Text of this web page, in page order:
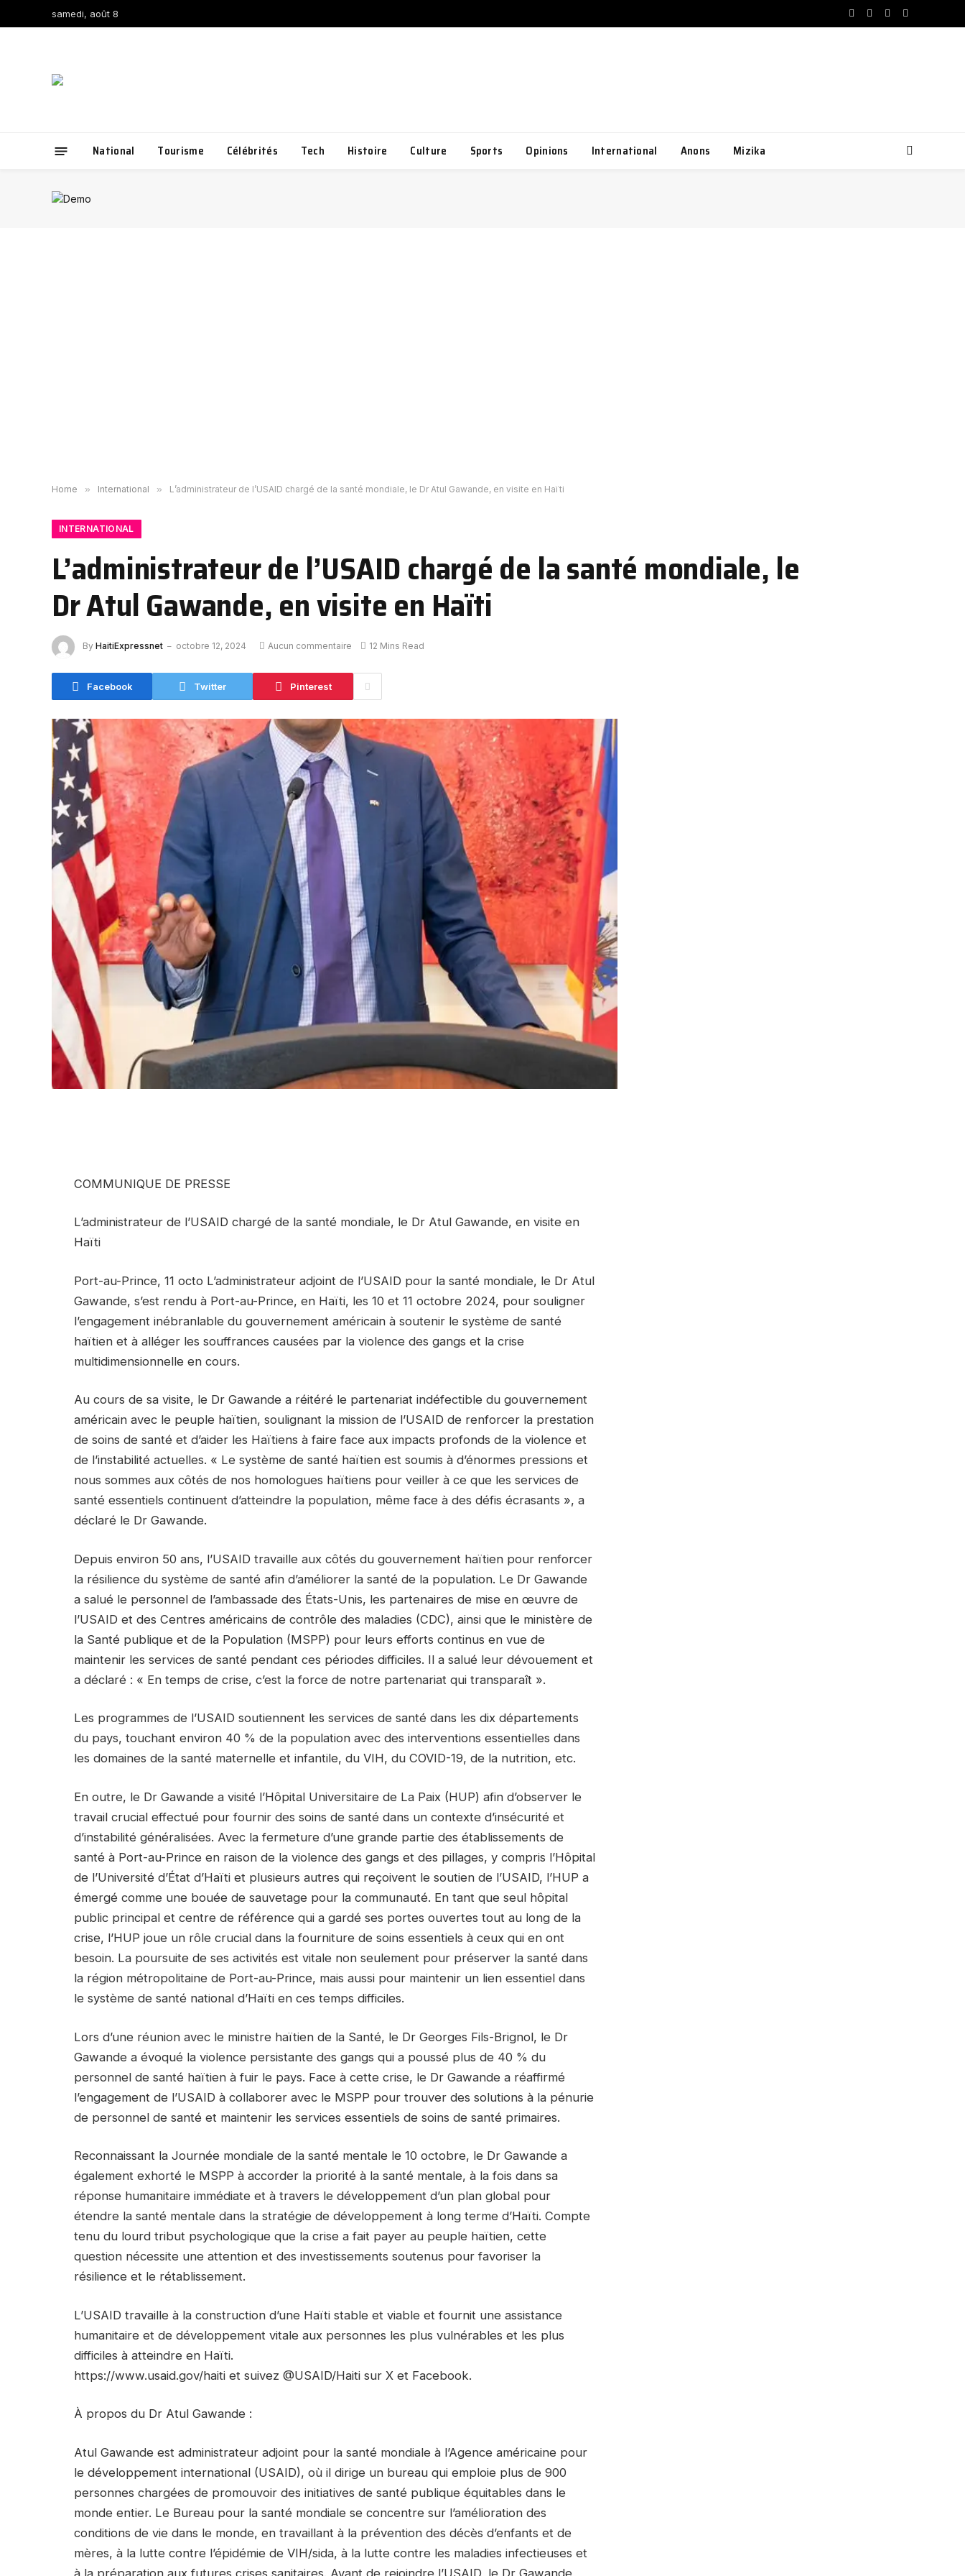
samedi, août 8
Facebook
X
Instagram
Pinterest
National Tourisme Célébrités Tech Histoire Culture Sports Opinions International Anons Mizika
Home » International » L’administrateur de l’USAID chargé de la santé mondiale, le Dr Atul Gawande, en visite en Haïti
INTERNATIONAL
L’administrateur de l’USAID chargé de la santé mondiale, le
Dr Atul Gawande, en visite en Haïti
By HaitiExpressnet octobre 12, 2024 Aucun commentaire 12 Mins Read
Facebook Twitter Pinterest
COMMUNIQUE DE PRESSE
L’administrateur de l’USAID chargé de la santé mondiale, le Dr Atul Gawande, en visite en
Haïti
Port-au-Prince, 11 octo L’administrateur adjoint de l’USAID pour la santé mondiale, le Dr Atul
Gawande, s’est rendu à Port-au-Prince, en Haïti, les 10 et 11 octobre 2024, pour souligner
l’engagement inébranlable du gouvernement américain à soutenir le système de santé
haïtien et à alléger les souffrances causées par la violence des gangs et la crise
multidimensionnelle en cours.
Au cours de sa visite, le Dr Gawande a réitéré le partenariat indéfectible du gouvernement
américain avec le peuple haïtien, soulignant la mission de l’USAID de renforcer la prestation
de soins de santé et d’aider les Haïtiens à faire face aux impacts profonds de la violence et
de l’instabilité actuelles. « Le système de santé haïtien est soumis à d’énormes pressions et
nous sommes aux côtés de nos homologues haïtiens pour veiller à ce que les services de
santé essentiels continuent d’atteindre la population, même face à des défis écrasants », a
déclaré le Dr Gawande.
Depuis environ 50 ans, l’USAID travaille aux côtés du gouvernement haïtien pour renforcer
la résilience du système de santé afin d’améliorer la santé de la population. Le Dr Gawande
a salué le personnel de l’ambassade des États-Unis, les partenaires de mise en œuvre de
l’USAID et des Centres américains de contrôle des maladies (CDC), ainsi que le ministère de
la Santé publique et de la Population (MSPP) pour leurs efforts continus en vue de
maintenir les services de santé pendant ces périodes difficiles. Il a salué leur dévouement et
a déclaré : « En temps de crise, c’est la force de notre partenariat qui transparaît ».
Les programmes de l’USAID soutiennent les services de santé dans les dix départements
du pays, touchant environ 40 % de la population avec des interventions essentielles dans
les domaines de la santé maternelle et infantile, du VIH, du COVID-19, de la nutrition, etc.
En outre, le Dr Gawande a visité l’Hôpital Universitaire de La Paix (HUP) afin d’observer le
travail crucial effectué pour fournir des soins de santé dans un contexte d’insécurité et
d’instabilité généralisées. Avec la fermeture d’une grande partie des établissements de
santé à Port-au-Prince en raison de la violence des gangs et des pillages, y compris l’Hôpital
de l’Université d’État d’Haïti et plusieurs autres qui reçoivent le soutien de l’USAID, l’HUP a
émergé comme une bouée de sauvetage pour la communauté. En tant que seul hôpital
public principal et centre de référence qui a gardé ses portes ouvertes tout au long de la
crise, l’HUP joue un rôle crucial dans la fourniture de soins essentiels à ceux qui en ont
besoin. La poursuite de ses activités est vitale non seulement pour préserver la santé dans
la région métropolitaine de Port-au-Prince, mais aussi pour maintenir un lien essentiel dans
le système de santé national d’Haïti en ces temps difficiles.
Lors d’une réunion avec le ministre haïtien de la Santé, le Dr Georges Fils-Brignol, le Dr
Gawande a évoqué la violence persistante des gangs qui a poussé plus de 40 % du
personnel de santé haïtien à fuir le pays. Face à cette crise, le Dr Gawande a réaffirmé
l’engagement de l’USAID à collaborer avec le MSPP pour trouver des solutions à la pénurie
de personnel de santé et maintenir les services essentiels de soins de santé primaires.
Reconnaissant la Journée mondiale de la santé mentale le 10 octobre, le Dr Gawande a
également exhorté le MSPP à accorder la priorité à la santé mentale, à la fois dans sa
réponse humanitaire immédiate et à travers le développement d’un plan global pour
étendre la santé mentale dans la stratégie de développement à long terme d’Haïti. Compte
tenu du lourd tribut psychologique que la crise a fait payer au peuple haïtien, cette
question nécessite une attention et des investissements soutenus pour favoriser la
résilience et le rétablissement.
L’USAID travaille à la construction d’une Haïti stable et viable et fournit une assistance
humanitaire et de développement vitale aux personnes les plus vulnérables et les plus
difficiles à atteindre en Haïti.
https://www.usaid.gov/haiti et suivez @USAID/Haiti sur X et Facebook.
À propos du Dr Atul Gawande :
Atul Gawande est administrateur adjoint pour la santé mondiale à l’Agence américaine pour
le développement international (USAID), où il dirige un bureau qui emploie plus de 900
personnes chargées de promouvoir des initiatives de santé publique équitables dans le
monde entier. Le Bureau pour la santé mondiale se concentre sur l’amélioration des
conditions de vie dans le monde, en travaillant à la prévention des décès d’enfants et de
mères, à la lutte contre l’épidémie de VIH/sida, à la lutte contre les maladies infectieuses et
à la préparation aux futures crises sanitaires. Avant de rejoindre l’USAID, le Dr Gawande